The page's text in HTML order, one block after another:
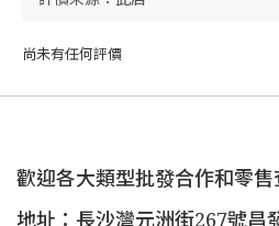
尚未有任何評價
歡迎各大類型批發合作和零售
地址：長沙灣元洲街267號昌